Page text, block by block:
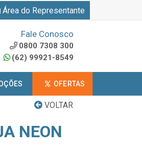
Área do Representante
Fale Conosco
0800 7308 300
(62) 99921-8549
OFERTAS
VOLTAR
NEON